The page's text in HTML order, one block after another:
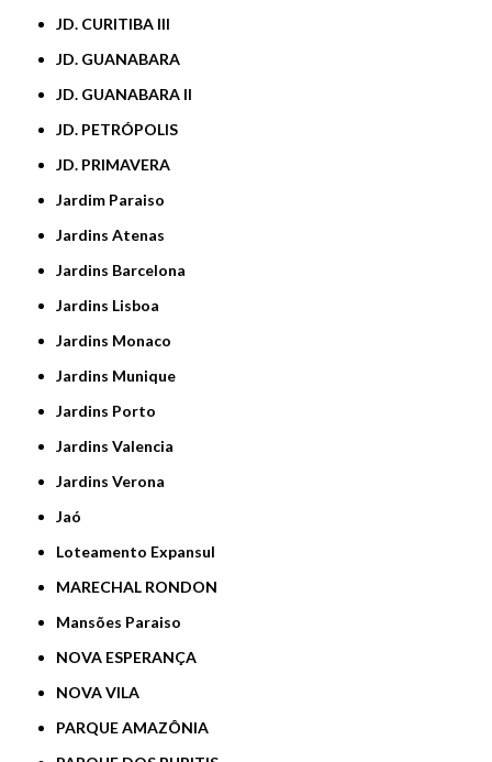
JD. CURITIBA III
JD. GUANABARA
JD. GUANABARA II
JD. PETRÓPOLIS
JD. PRIMAVERA
Jardim Paraiso
Jardins Atenas
Jardins Barcelona
Jardins Lisboa
Jardins Monaco
Jardins Munique
Jardins Porto
Jardins Valencia
Jardins Verona
Jaó
Loteamento Expansul
MARECHAL RONDON
Mansões Paraiso
NOVA ESPERANÇA
NOVA VILA
PARQUE AMAZÔNIA